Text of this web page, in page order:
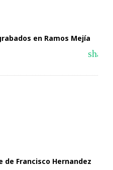
en Ramos Mejía
share
Francisco Hernandez